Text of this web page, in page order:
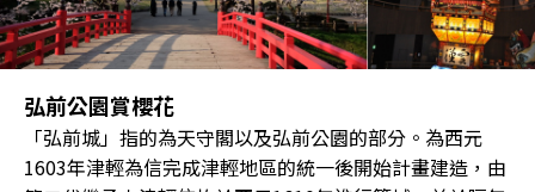
弘前公園賞櫻花
「弘前城」指的為天守閣以及弘前公園的部分。為西元
1603年津輕為信完成津輕地區的統一後開始計畫建造，由